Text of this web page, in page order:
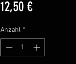
12,50 €Preis
Anzahl *